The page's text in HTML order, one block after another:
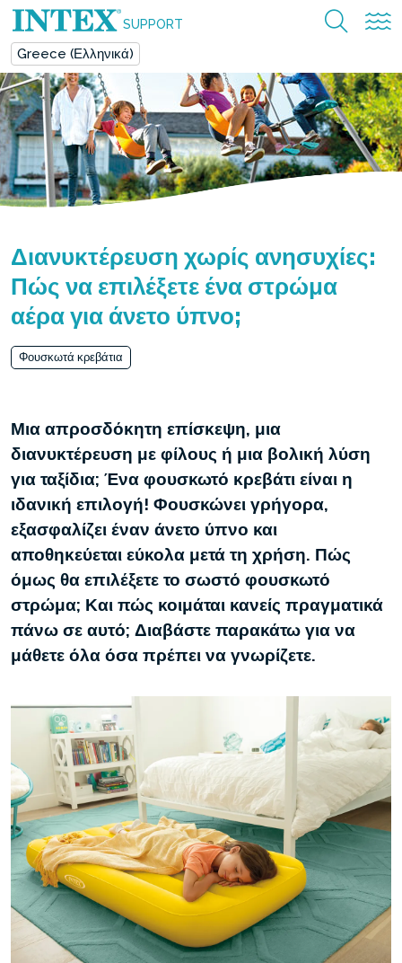
SUPPORT
Greece (Ελληνικά)
Διανυκτέρευση χωρίς ανησυχίες:
Πώς να επιλέξετε ένα στρώμα
αέρα για άνετο ύπνο;
Φουσκωτά κρεβάτια
Μια απροσδόκητη επίσκεψη, μια
διανυκτέρευση με φίλους ή μια βολική λύση
για ταξίδια; Ένα φουσκωτό κρεβάτι είναι η
ιδανική επιλογή! Φουσκώνει γρήγορα,
εξασφαλίζει έναν άνετο ύπνο και
αποθηκεύεται εύκολα μετά τη χρήση. Πώς
όμως θα επιλέξετε το σωστό φουσκωτό
στρώμα; Και πώς κοιμάται κανείς πραγματικά
πάνω σε αυτό; Διαβάστε παρακάτω για να
μάθετε όλα όσα πρέπει να γνωρίζετε.